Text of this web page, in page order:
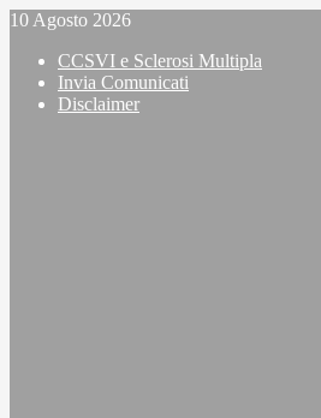
Vai
contenuto
10 Agosto 2026
CCSVI e Sclerosi Multipla
Invia Comunicati
Disclaimer